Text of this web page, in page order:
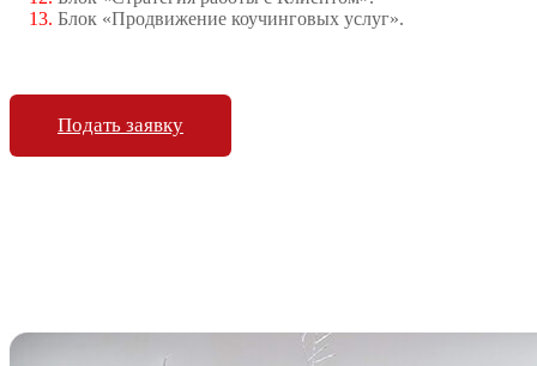
Блок «Продвижение коучинговых услуг».
Подать заявку